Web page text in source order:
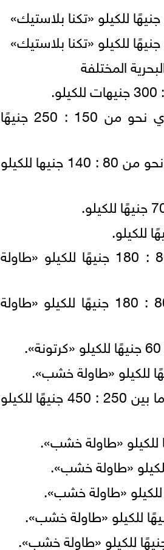
المختلفة
تراوح سعر سمك البياض الأملس "1" بلدي نحو من 150 : 250 جنيهًا
تراوح سعر سمك البياض الأملس "2" بلدي نحو من 80 : 140 جنيها للكيلو
تراوح سعر سمك المكرونة سويسي من 80 : 180 جنيهًا للكيلو «طاولة
تراوح سعر سمك برانيس إسكندراني من 80 : 180 جنيهًا للكيلو «طاولة
تراوح سعر سمك سبيط - الكاليماري- سابيا ما بين 250 : 450 جنيهًا للكيلو